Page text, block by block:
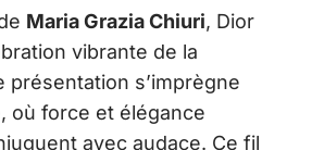
Maria Grazia Chiuri, Dior
vibrante de la
présentation s’imprègne
où force et élégance
avec audace. Ce fil